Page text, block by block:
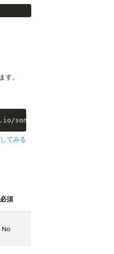
。
script>
songle-widget-api-
てみる
必須
No